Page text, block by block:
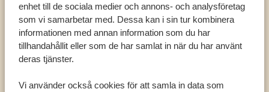
enhet till de sociala medier och annons- och analysföretag
som vi samarbetar med. Dessa kan i sin tur kombinera
informationen med annan information som du har
tillhandahållit eller som de har samlat in när du har använt
deras tjänster.
Vi använder också cookies för att samla in data som
Ring en av våra experter
VÅRA SPECIALISTER FINNS HÄR FÖR ATT